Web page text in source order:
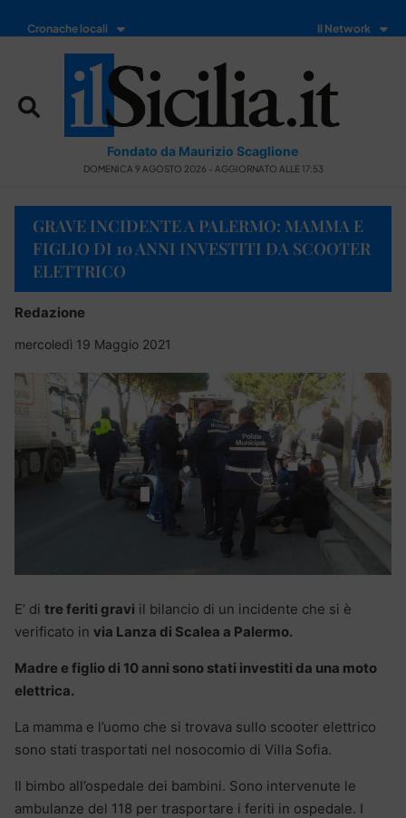
Cronache locali Il Network
Fondato da Maurizio Scaglione
DOMENICA 9 AGOSTO 2026 - AGGIORNATO ALLE 17:53
GRAVE INCIDENTE A PALERMO: MAMMA E
FIGLIO DI 10 ANNI INVESTITI DA SCOOTER
ELETTRICO
Redazione
mercoledì 19 Maggio 2021
E’ di tre feriti gravi il bilancio di un incidente che si è
verificato in via Lanza di Scalea a Palermo.
Madre e figlio di 10 anni sono stati investiti da una moto
elettrica.
La mamma e l’uomo che si trovava sullo scooter elettrico
sono stati trasportati nel nosocomio di Villa Sofia.
Il bimbo all’ospedale dei bambini. Sono intervenute le
ambulanze del 118 per trasportare i feriti in ospedale. I